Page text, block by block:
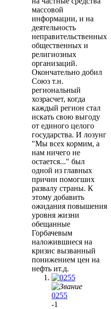
массовой
информации, и на
деятельность
неправительственных
общественных и
религиозных
организаций.
Окончательно добил
Союз т.н.
региональный
хозрасчет, когда
каждый регион стал
искать свою выгоду
от единого целого
государства. И лозунг
"Мы всех кормим, а
нам ничего не
остается..." был
одной из главных
причин помогших
развалу страны. К
этому добавить
ожидания повышения
уровня жизни
обещанные
Горбачевым
наложившиеся на
кризис вызванный
понижением цен на
нефть ит.д.
0255
-1